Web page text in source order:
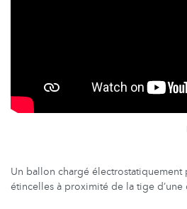
Un ballon chargé électrostatiquement
étincelles à proximité de la tige d’une